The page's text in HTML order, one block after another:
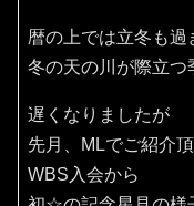
暦の上では立冬も過
冬の天の川が際立つ
遅くなりましたが
先月、MLでご紹介
WBS入会から